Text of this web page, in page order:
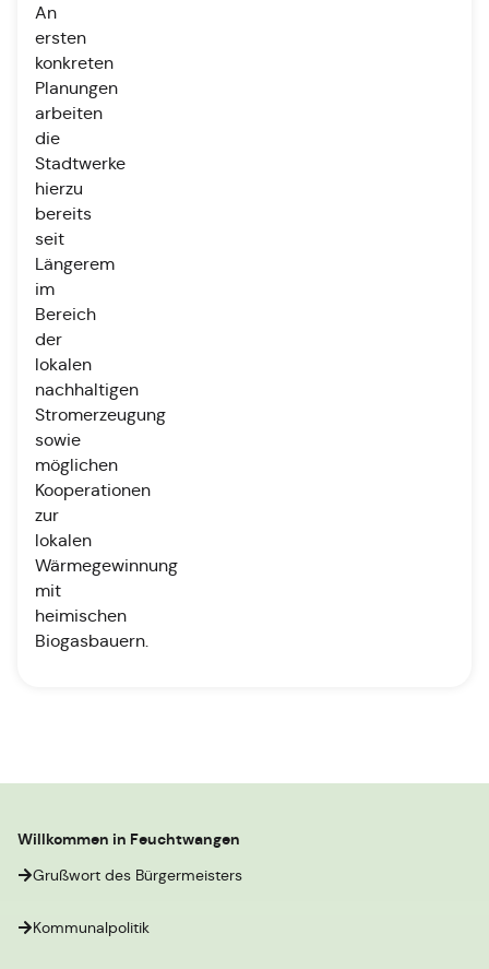
An
ersten
konkreten
Planungen
arbeiten
die
Stadtwerke
hierzu
bereits
seit
Längerem
im
Bereich
der
lokalen
nachhaltigen
Stromerzeugung
sowie
möglichen
Kooperationen
zur
lokalen
Wärmegewinnung
mit
heimischen
Biogasbauern.
Willkommen in Feuchtwangen
Grußwort des Bürgermeisters
Kommunalpolitik